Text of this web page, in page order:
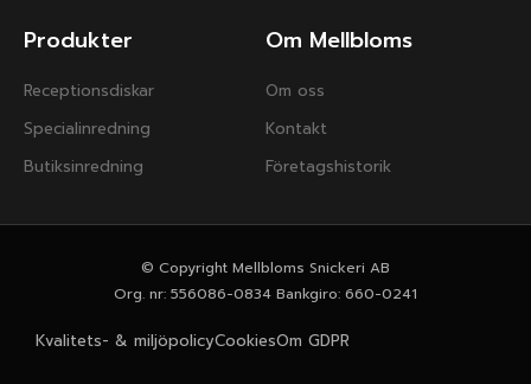
Produkter
Receptionsdiskar
Specialinredning
Butiksinredning
Om Mellbloms
Om oss
Kontakt
Företagshistorik
© Copyright Mellbloms Snickeri AB
Org. nr: 556086-0834 Bankgiro: 660-0241
Kvalitets- & miljöpolicyCookiesOm GDPR